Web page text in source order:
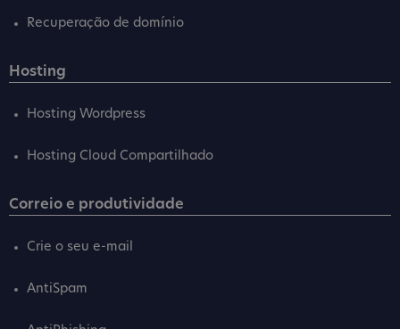
Recuperação de domínio
Hosting
Hosting Wordpress
Hosting Cloud Compartilhado
Correio e produtividade
Crie o seu e-mail
AntiSpam